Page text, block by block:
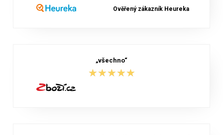
Ověřený zákazník Heureka
„všechno“
★★★★★
★★★★★